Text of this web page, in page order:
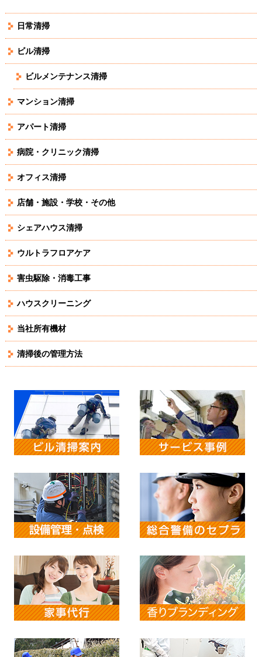
日常清掃
ビル清掃
ビルメンテナンス清掃
マンション清掃
アパート清掃
病院・クリニック清掃
オフィス清掃
店舗・施設・学校・その他
シェアハウス清掃
ウルトラフロアケア
害虫駆除・消毒工事
ハウスクリーニング
当社所有機材
清掃後の管理方法